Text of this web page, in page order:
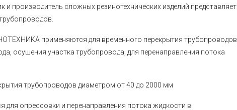
и производитель сложных резинотехнических изделий представляет
применяются для временного перекрытия трубопроводов,
осушения участка трубопровода, для перенаправления потока
трубопроводов диаметром от 40 до 2000 мм
опрессовки и перенаправления потока жидкости в